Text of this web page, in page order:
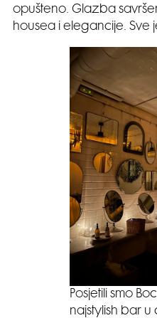
opušteno. Glazba
housea i elegancije. Sve
Posjetili smo
najstylish bar u